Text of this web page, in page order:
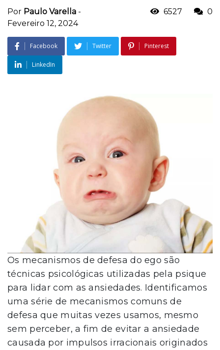
Por Paulo Varella -
Fevereiro 12, 2024
6527 0
Facebook Twitter Pinterest
LinkedIn
Os mecanismos de defesa do ego são
técnicas psicológicas utilizadas pela psique
para lidar com as ansiedades. Identificamos
uma série de mecanismos comuns de
defesa que muitas vezes usamos, mesmo
sem perceber, a fim de evitar a ansiedade
causada por impulsos irracionais originados